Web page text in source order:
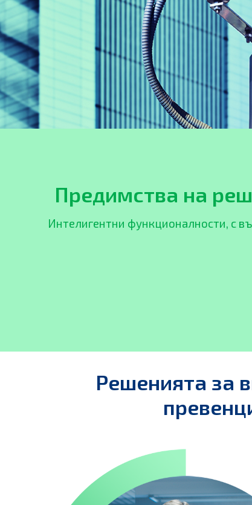
Предимства на
Интелигентни функционалности, с
Решенията за